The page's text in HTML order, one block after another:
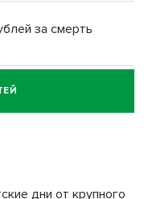
за смерть
за смерть
селе лошади
дни от крупного